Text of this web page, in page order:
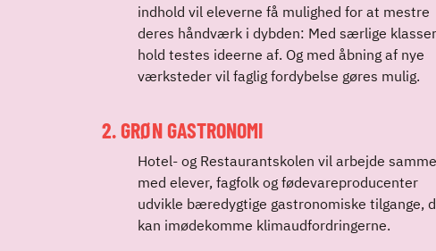
indhold vil eleverne få mulighed for at mestre
deres håndværk i dybden: Med særlige
hold testes ideerne af. Og med åbning af nye
værksteder vil faglig fordybelse gøres mulig.
2. GRØN GASTRONOMI
Hotel- og Restaurantskolen vil arbejde
med elever, fagfolk og fødevareproducenter
udvikle bæredygtige gastronomiske tilgange,
kan imødekomme klimaudfordringerne.